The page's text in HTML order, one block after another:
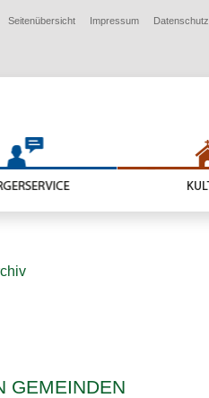
Seitenübersicht Impressum Datenschutz
GEMEINDEN